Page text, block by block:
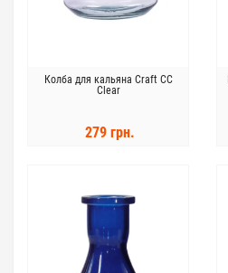
Колба для кальяна Craft СС
Clear
279 грн.